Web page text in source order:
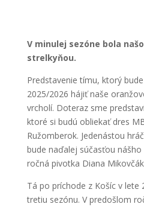
V minulej sezóne bola
strelkyňou.
Predstavenie tímu, ktorý
2025/2026 hájiť naše
vrcholí. Doteraz sme
ktoré si budú obliekať dres
Ružomberok. Jedenástou
bude naďalej súčasťou
ročná pivotka Diana
Tá po príchode z Košíc v lete
tretiu sezónu. V predošlom